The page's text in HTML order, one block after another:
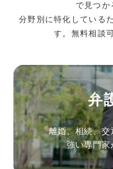
で見つか
分野別に特化している
す。無料相談
弁
離婚、相続、
強い専門家